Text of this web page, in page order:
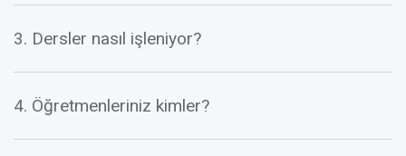
3. Dersler nasıl işleniyor?
4. Öğretmenleriniz kimler?